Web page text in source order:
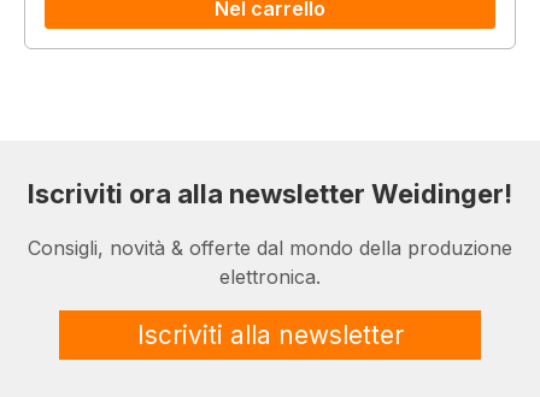
Nel carrello
Iscriviti ora alla newsletter Weidinger!
Consigli, novità & offerte dal mondo della produzione
elettronica.
Iscriviti alla newsletter